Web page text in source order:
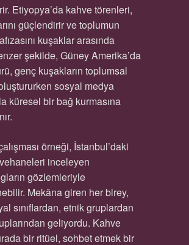
Etiyopya’da kahve törenleri,
güçlendirir ve toplumun
kuşaklar arasında
şekilde, Güney Amerika’da
genç kuşakların toplumsal
sosyal medya
küresel bir bağ kurmasına
örneği, İstanbul’daki
inceleyen
gözlemleriyle
Mekâna giren her birey,
sınıflardan, etnik gruplardan
geliyordu. Kahve
bir ritüel, sohbet etmek bir